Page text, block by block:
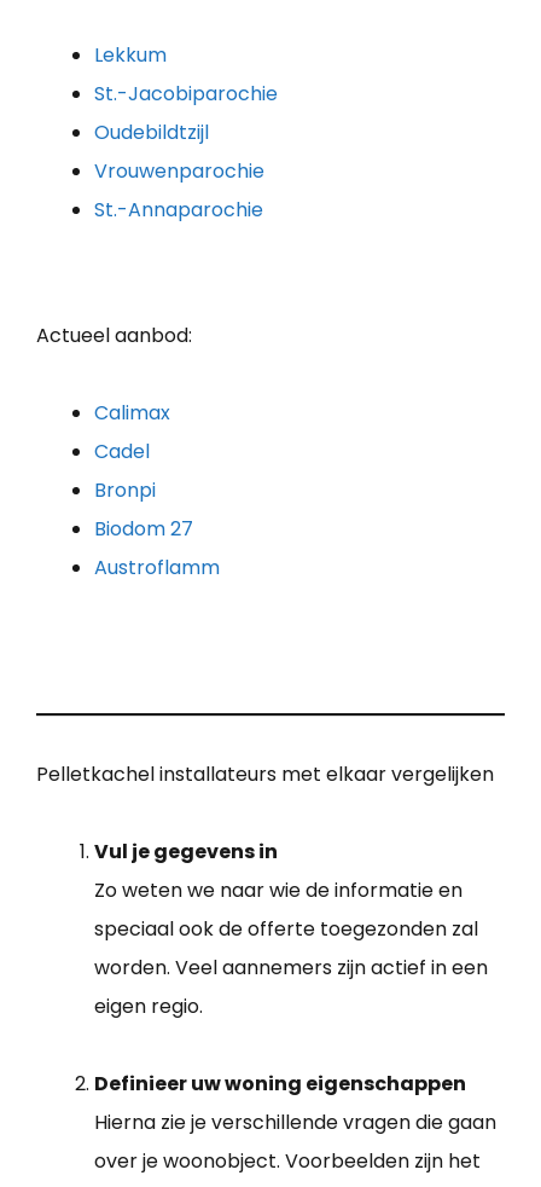
Lekkum
St.-Jacobiparochie
Oudebildtzijl
Vrouwenparochie
St.-Annaparochie
Actueel aanbod:
Calimax
Cadel
Bronpi
Biodom 27
Austroflamm
Pelletkachel installateurs met elkaar vergelijken
Vul je gegevens in
Zo weten we naar wie de informatie en
speciaal ook de offerte toegezonden zal
worden. Veel aannemers zijn actief in een
eigen regio.
Definieer uw woning eigenschappen
Hierna zie je verschillende vragen die gaan
over je woonobject. Voorbeelden zijn het